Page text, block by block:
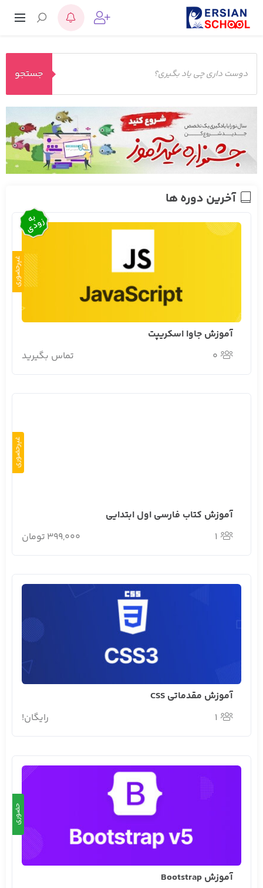
جستجو
آخرین دوره ها
به
زودی
آموزش جاوا اسکریپت
غیرحضوری
0 تماس بگیرید
آموزش کتاب فارسی اول ابتدایی
غیرحضوری
1 399,000 تومان
آموزش مقدماتی CSS
1
رایگان!
آموزش Bootstrap
حضوری